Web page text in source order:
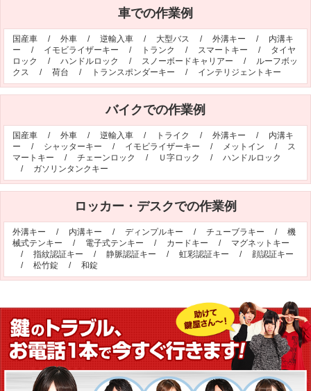
車での作業例
国産車 / 外車 / 逆輸入車 / 大型バス / 外溝キー / 内溝キ
ー / イモビライザーキー / トランク / スマートキー / タイヤ
ロック
/ ハンドルロック / スノーボードキャリアー / ルーフボッ
クス / 荷台 / トランスポンダーキー / インテリジェントキー
バイクでの作業例
国産車 / 外車 / 逆輸入車 / トライク / 外溝キー / 内溝キ
ー / シャッターキー / イモビライザーキー / メットイン / ス
マートキー / チェーンロック / Ｕ字ロック / ハンドルロック
/ ガソリンタンクキー
ロッカー・デスクでの作業例
外溝キー / 内溝キー / ディンプルキー / チューブラキー / 機
械式テンキー / 電子式テンキー / カードキー / マグネットキー
/ 指紋認証キー / 静脈認証キー / 虹彩認証キー / 顔認証キー
/ 松竹錠 / 和錠